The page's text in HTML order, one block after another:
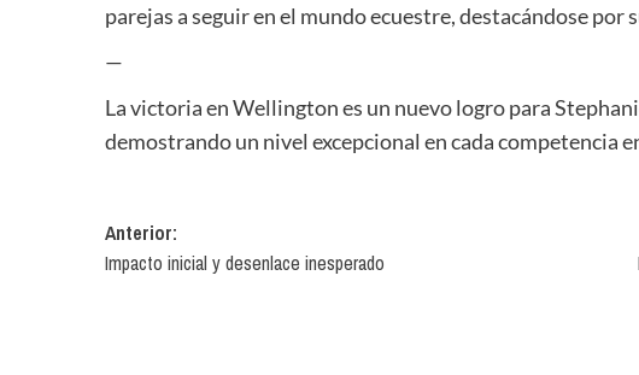
parejas a seguir en el mundo ecuestre, destacándose por
—
La victoria en Wellington es un nuevo logro para
demostrando un nivel excepcional en cada competencia
Navegación
de
Anterior:
Impacto inicial y desenlace inesperado